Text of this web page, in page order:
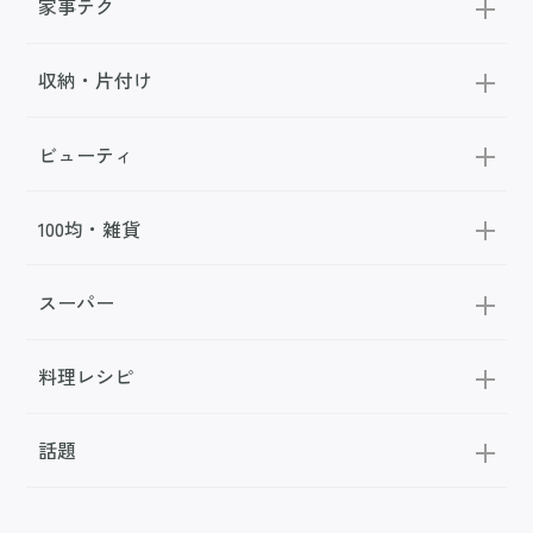
家事テク
収納・片付け
ビューティ
100均・雑貨
スーパー
料理レシピ
話題